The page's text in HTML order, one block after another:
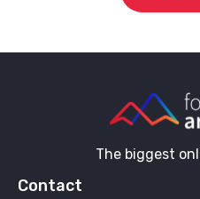
The biggest
Contact